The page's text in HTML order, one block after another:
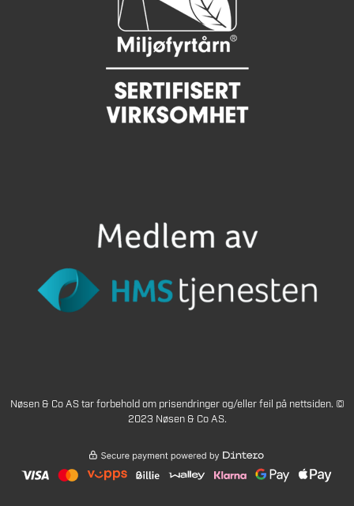
Nøsen & Co AS tar forbehold om prisendringer og/eller feil på nettsiden. ©
2023 Nøsen & Co AS.